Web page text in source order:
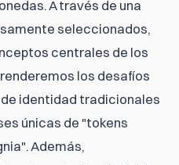
A través de una
seleccionados,
centrales de los
los desafíos
identidad tradicionales
únicas de "tokens
Además,